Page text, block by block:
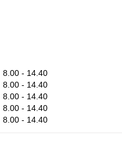
8.00 - 14.40
8.00 - 14.40
8.00 - 14.40
8.00 - 14.40
8.00 - 14.40